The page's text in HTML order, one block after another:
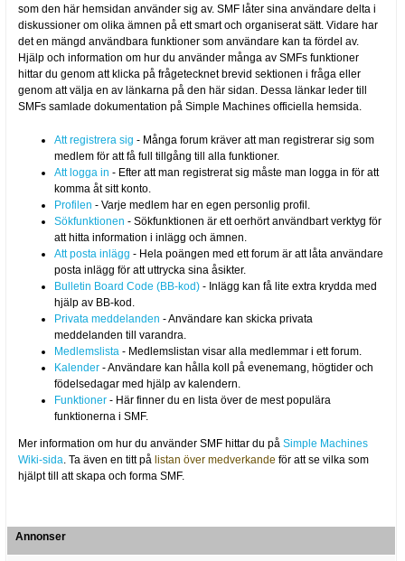
som den här hemsidan använder sig av. SMF låter sina användare delta i
diskussioner om olika ämnen på ett smart och organiserat sätt. Vidare har
det en mängd användbara funktioner som användare kan ta fördel av.
Hjälp och information om hur du använder många av SMFs funktioner
hittar du genom att klicka på frågetecknet brevid sektionen i fråga eller
genom att välja en av länkarna på den här sidan. Dessa länkar leder till
SMFs samlade dokumentation på Simple Machines officiella hemsida.
Att registrera sig - Många forum kräver att man registrerar sig som
medlem för att få full tillgång till alla funktioner.
Att logga in - Efter att man registrerat sig måste man logga in för att
komma åt sitt konto.
Profilen - Varje medlem har en egen personlig profil.
Sökfunktionen - Sökfunktionen är ett oerhört användbart verktyg för
att hitta information i inlägg och ämnen.
Att posta inlägg - Hela poängen med ett forum är att låta användare
posta inlägg för att uttrycka sina åsikter.
Bulletin Board Code (BB-kod) - Inlägg kan få lite extra krydda med
hjälp av BB-kod.
Privata meddelanden - Användare kan skicka privata
meddelanden till varandra.
Medlemslista - Medlemslistan visar alla medlemmar i ett forum.
Kalender - Användare kan hålla koll på evenemang, högtider och
födelsedagar med hjälp av kalendern.
Funktioner - Här finner du en lista över de mest populära
funktionerna i SMF.
Mer information om hur du använder SMF hittar du påSimple Machines
Wiki-sida. Ta även en titt på listan över medverkande för att se vilka som
hjälpt till att skapa och forma SMF.
Annonser